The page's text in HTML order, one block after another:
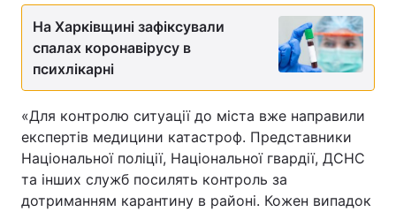
На Харківщині зафіксували
спалах коронавірусу в
психлікарні
«Для контролю ситуації до міста вже направили
експертів медицини катастроф. Представники
Національної поліції, Національної гвардії, ДСНС
та інших служб посилять контроль за
дотриманням карантину в районі. Кожен випадок